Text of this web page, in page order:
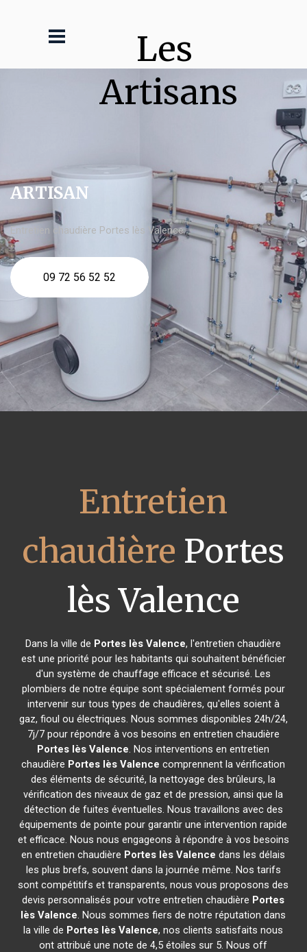
Les
Artisans
ARTISAN
Entretien chaudière Portes lès Valence
09 72 56 52 52
Entretien
chaudière Portes
lès Valence
Dans la ville de Portes lès Valence, l'entretien chaudière
est une priorité pour les habitants qui souhaitent bénéficier
d'un système de chauffage efficace et sécurisé. Les
plombiers de notre équipe sont spécialement formés pour
intervenir sur tous types de chaudières, qu'elles soient à
gaz, fioul ou électriques. Nous sommes disponibles 24h/24,
7j/7 pour répondre à vos besoins en entretien chaudière
Portes lès Valence. Nos interventions en entretien
chaudière Portes lès Valence comprennent la vérification
des éléments de sécurité, la nettoyage des brûleurs, la
vérification des niveaux de gaz et de pression, ainsi que la
détection de fuites éventuelles. Nous travaillons avec des
équipements de pointe pour garantir une intervention rapide
et efficace. Nous nous engageons à répondre à vos besoins
en entretien chaudière Portes lès Valence dans les délais
les plus brefs, souvent dans la journée même. Nos tarifs
sont compétitifs et transparents, nous vous proposons des
devis personnalisés pour votre entretien chaudière Portes
lès Valence. Nous sommes fiers de notre réputation dans
la ville de Portes lès Valence, nos clients satisfaits nous
ont attribué une note de 4,5 étoiles sur 5. Nous off